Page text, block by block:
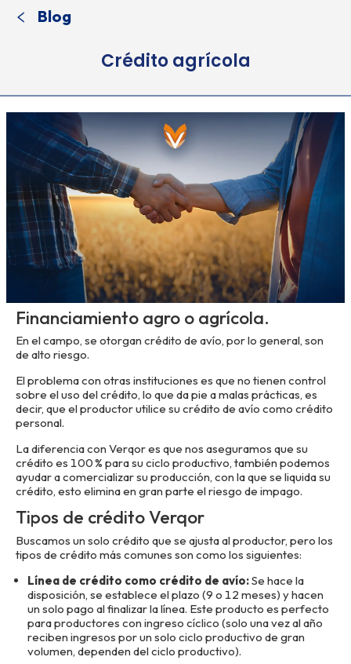
Blog
Crédito agrícola
Financiamiento agro o agrícola.
En el campo, se otorgan crédito de avío, por lo general, son
de alto riesgo.
El problema con otras instituciones es que no tienen control
sobre el uso del crédito, lo que da pie a malas prácticas, es
decir, que el productor utilice su crédito de avío como crédito
personal.
La diferencia con Verqor es que nos aseguramos que su
crédito es 100 % para su ciclo productivo, también podemos
ayudar a comercializar su producción, con la que se liquida su
crédito, esto elimina en gran parte el riesgo de impago.
Tipos de crédito Verqor
Buscamos un solo crédito que se ajusta al productor, pero los
tipos de crédito más comunes son como los siguientes:
Línea de crédito como crédito de avío:Se hace la
disposición, se establece el plazo (9 o 12 meses) y hacen
un solo pago al finalizar la línea. Este producto es perfecto
para productores con ingreso cíclico (solo una vez al año
reciben ingresos por un solo ciclo productivo de gran
volumen, dependen del ciclo productivo).